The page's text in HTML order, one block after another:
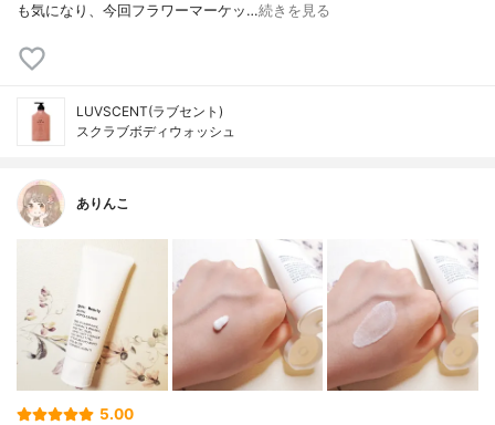
も気になり、今回フラワーマーケッ…続きを見る
LUVSCENT(ラブセント)
スクラブボディウォッシュ
ありんこ
5.00